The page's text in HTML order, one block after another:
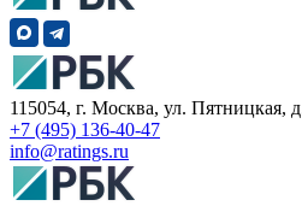
115054, г. Москва, ул. Пятницкая,
+7 (495) 136-40-47
info@ratings.ru